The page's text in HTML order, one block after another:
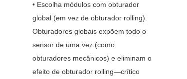
• Escolha módulos com obturador
global (em vez de obturador rolling).
Obturadores globais expõem todo o
sensor de uma vez (como
obturadores mecânicos) e eliminam o
efeito de obturador rolling—crítico